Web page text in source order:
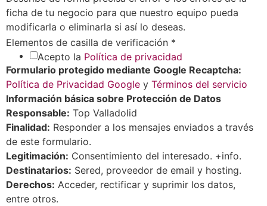
ficha de tu negocio para que nuestro equipo pueda
modificarla o eliminarla si así lo deseas.
Elementos de casilla de verificación *
Acepto la Política de privacidad
Formulario protegido mediante Google Recaptcha:
Política de Privacidad Google y Términos del servicio
Información básica sobre Protección de Datos
Responsable: Top Valladolid
Finalidad: Responder a los mensajes enviados a través
de este formulario.
Legitimación: Consentimiento del interesado. +info.
Destinatarios: Sered, proveedor de email y hosting.
Derechos: Acceder, rectificar y suprimir los datos,
entre otros.